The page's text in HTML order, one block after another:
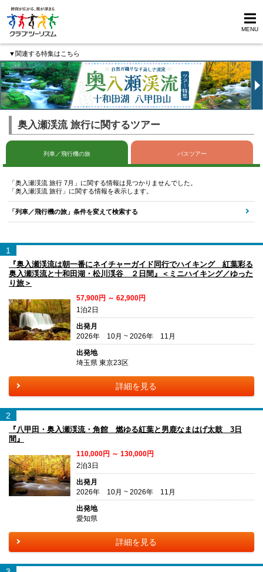
MENU
▼関連する特集はこちら
奥入瀬渓流 旅行に関するツアー
列車／飛行機の旅 バスツアー
「奥入瀬渓流 旅行 7月」に関する情報は見つかりませんでした。
「奥入瀬渓流 旅行」に関する情報を表示します。
「列車／飛行機の旅」条件を変えて検索する
1
『奥入瀬渓流は朝一番にネイチャーガイド同行でハイキング 紅葉彩る
奥入瀬渓流と十和田湖・松川渓谷 ２日間』＜ミニハイキング／ゆった
り旅＞
57,900円 ～ 62,900円
1泊2日
出発月
2026年 10月 ~ 2026年 11月
出発地
埼玉県 東京23区
詳細を見る
2
『八甲田・奥入瀬渓流・角館 燃ゆる紅葉と男鹿なまはげ太鼓 3日
間』
110,000円 ～ 130,000円
2泊3日
出発月
2026年 10月 ~ 2026年 11月
出発地
愛知県
詳細を見る